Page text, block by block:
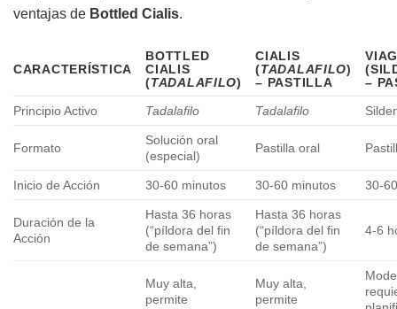
ventajas de Bottled Cialis.
CARACTERÍSTICA
BOTTLED
CIALIS
(TADALAFILO)
CIALIS
(TADALAFILO)
– PASTILLA
–
Principio Activo
Tadalafilo Tadalafilo
Formato
Solución oral
(especial)
Pastilla oral
Inicio de Acción 30-60 minutos 30-60 minutos 30-
Duración de la
Acción
Hasta 36 horas
(“píldora del fin
de semana”)
Hasta 36 horas
(“píldora del fin
de semana”)
4-6
Muy alta,
permite
Muy alta,
permite